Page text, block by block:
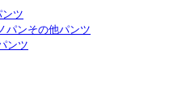
ツ
パンその他パンツ
ンツ